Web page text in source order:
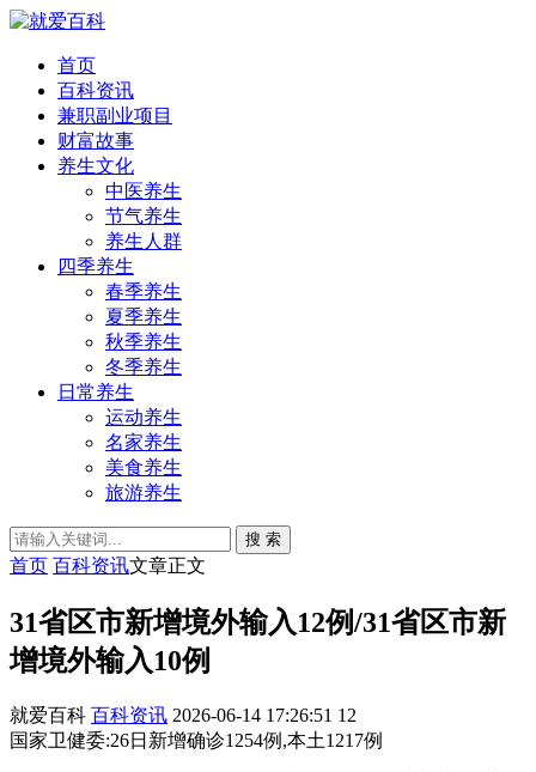
首页
百科资讯
兼职副业项目
财富故事
养生文化
中医养生
节气养生
养生人群
四季养生
春季养生
夏季养生
秋季养生
冬季养生
日常养生
运动养生
名家养生
美食养生
旅游养生
搜 索
首页 百科资讯文章正文
31省区市新增境外输入12例/31省区市新
增境外输入10例
就爱百科 百科资讯 2026-06-14 17:26:51 12
国家卫健委:26日新增确诊1254例,本土1217例